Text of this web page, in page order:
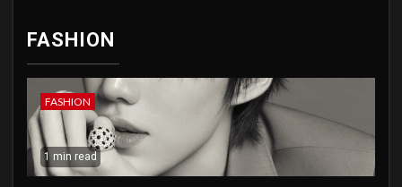
FASHION
FASHION
1 min read